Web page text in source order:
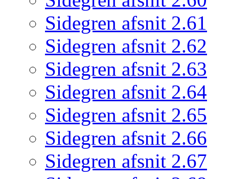
Sidegren afsnit 2.61
Sidegren afsnit 2.62
Sidegren afsnit 2.63
Sidegren afsnit 2.64
Sidegren afsnit 2.65
Sidegren afsnit 2.66
Sidegren afsnit 2.67